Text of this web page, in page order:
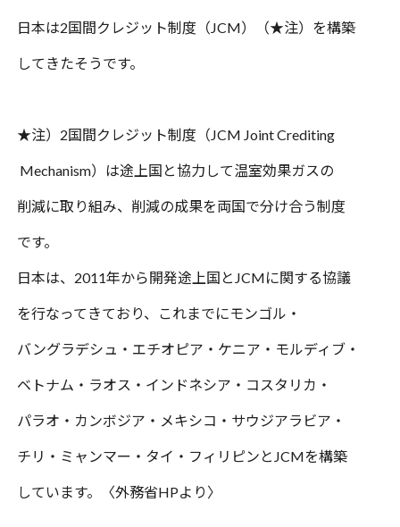
日本は2国間クレジット制度（JCM）（★注）を構築
してきたそうです。
★注） 2国間クレジット制度（JCM Joint Crediting
Mechanism）は途上国と協力して温室効果ガスの
削減に取り組み、削減の成果を両国で分け合う制度
です。
日本は、 2011年から開発途上国と JCMに関する協議
を行なってきており、これまでにモンゴル・
バングラデシュ・エチオピア・ケニア・モルディブ・
ベトナム・ラオス・インドネシア・ コスタリカ・
パラオ・カンボジア・メキシコ・サウジアラビア・
チリ・ミャンマー・タイ・フィリピンと JCMを構築
しています。 〈外務省HPより〉